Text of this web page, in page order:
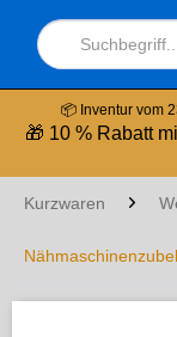
📦 Inventur vom
🎁 10 % Rabatt
Kurzwaren